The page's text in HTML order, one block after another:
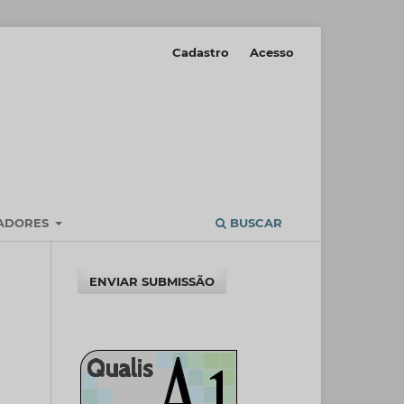
BUSCAR
Cadastro Acesso
ENVIAR SUBMISSÃO